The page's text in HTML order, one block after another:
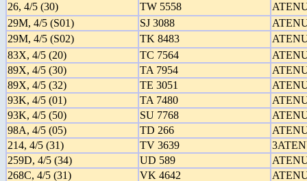
26, 4/5 (30)
TW 5558
29M, 4/5 (S01)
SJ 3088
29M, 4/5 (S02)
TK 8483
83X, 4/5 (20)
TC 7564
89X, 4/5 (30)
TA 7954
89X, 4/5 (32)
TE 3051
93K, 4/5 (01)
TA 7480
93K, 4/5 (50)
SU 7768
98A, 4/5 (05)
TD 266
214, 4/5 (31)
TV 3639
259D, 4/5 (34)
UD 589
268C, 4/5 (31)
VK 4642